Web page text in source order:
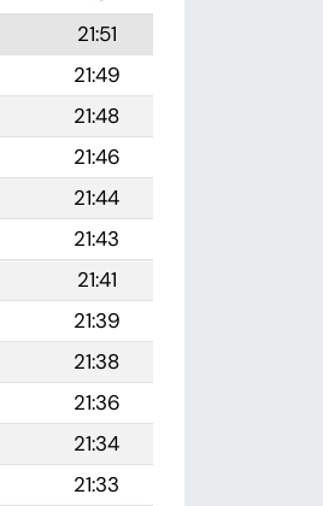
21:51
21:49
21:48
21:46
21:44
21:43
21:41
21:39
21:38
21:36
21:34
21:33